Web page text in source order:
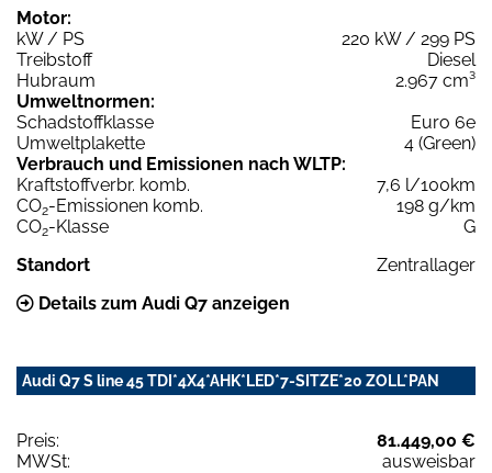
Motor:
kW / PS
220 kW / 299 PS
Treibstoff
Diesel
Hubraum
2.967 cm³
Umweltnormen:
Schadstoffklasse
Euro 6e
Umweltplakette
4 (Green)
Verbrauch und Emissionen nach WLTP:
Kraftstoffverbr. komb.
7,6 l/100km
CO2-Emissionen komb.
198 g/km
CO2-Klasse
G
Standort
Zentrallager
Details zum Audi Q7 anzeigen
Audi Q7 S line 45 TDI*4X4*AHK*LED*7-SITZE*20 ZOLL*PAN
Preis:
81.449,00 €
MWSt:
ausweisbar